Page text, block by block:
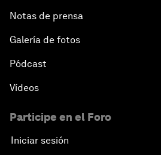
Notas de prensa
Galería de fotos
Pódcast
Vídeos
Participe en el Foro
Iniciar sesión